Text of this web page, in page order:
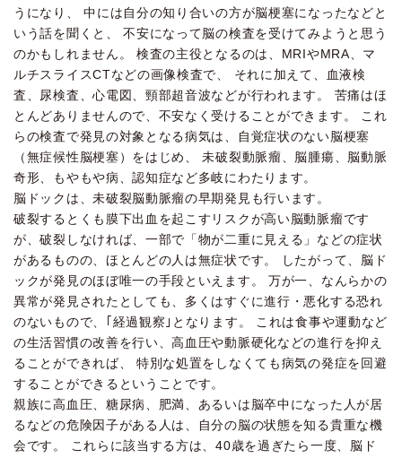
うになり、 中には自分の知り合いの方が脳梗塞になったなどと
いう話を聞くと、 不安になって脳の検査を受けてみようと思う
のかもしれません。 検査の主役となるのは、MRIやMRA、マ
ルチスライスCTなどの画像検査で、 それに加えて、血液検
査、尿検査、心電図、頸部超音波などが行われます。 苦痛はほ
とんどありませんので、不安なく受けることができます。 これ
らの検査で発見の対象となる病気は、自覚症状のない脳梗塞
（無症候性脳梗塞）をはじめ、 未破裂動脈瘤、脳腫瘍、脳動脈
奇形、もやもや病、認知症など多岐にわたります。
脳ドックは、未破裂脳動脈瘤の早期発見も行います。
破裂するとくも膜下出血を起こすリスクが高い脳動脈瘤です
が、破裂しなければ、一部で「物が二重に見える」などの症状
があるものの、ほとんどの人は無症状です。 したがって、脳ド
ックが発見のほぼ唯一の手段といえます。 万が一、なんらかの
異常が発見されたとしても、多くはすぐに進行・悪化する恐れ
のないもので、｢経過観察｣となります。 これは食事や運動など
の生活習慣の改善を行い、高血圧や動脈硬化などの進行を抑え
ることができれば、 特別な処置をしなくても病気の発症を回避
することができるということです。
親族に高血圧、糖尿病、肥満、あるいは脳卒中になった人が居
るなどの危険因子がある人は、自分の脳の状態を知る貴重な機
会です。 これらに該当する方は、40歳を過ぎたら一度、脳ド